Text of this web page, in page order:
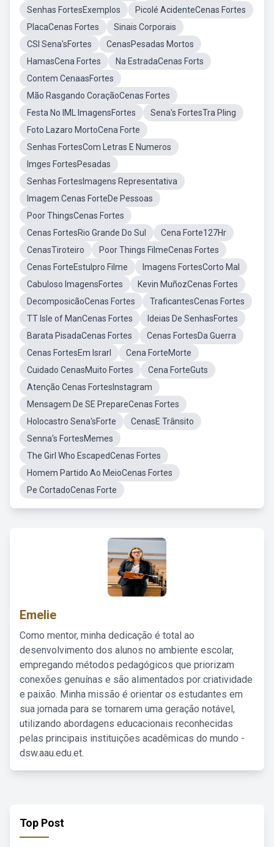
Senhas FortesExemplos
Picolé AcidenteCenas Fortes
PlacaCenas Fortes
Sinais Corporais
CSI Sena'sFortes
CenasPesadas Mortos
HamasCena Fortes
Na EstradaCenas Forts
Contem CenaasFortes
Mão Rasgando CoraçãoCenas Fortes
Festa No IML ImagensFortes
Sena's FortesTra Pling
Foto Lazaro MortoCena Forte
Senhas FortesCom Letras E Numeros
Imges FortesPesadas
Senhas FortesImagens Representativa
Imagem Cenas ForteDe Pessoas
Poor ThingsCenas Fortes
Cenas FortesRio Grande Do Sul
Cena Forte127Hr
CenasTiroteiro
Poor Things FilmeCenas Fortes
Cenas ForteEstulpro Filme
Imagens FortesCorto Mal
Cabuloso ImagensFortes
Kevin MuñozCenas Fortes
DecomposicãoCenas Fortes
TraficantesCenas Fortes
TT Isle of ManCenas Fortes
Ideias De SenhasFortes
Barata PisadaCenas Fortes
Cenas FortesDa Guerra
Cenas FortesEm Israrl
Cena ForteMorte
Cuidado CenasMuito Fortes
Cena ForteGuts
Atenção Cenas FortesInstagram
Mensagem De SE PrepareCenas Fortes
Holocastro Sena'sForte
CenasE Trânsito
Senna's FortesMemes
The Girl Who EscapedCenas Fortes
Homem Partido Ao MeioCenas Fortes
Pe CortadoCenas Forte
Emelie
Como mentor, minha dedicação é total ao
desenvolvimento dos alunos no ambiente escolar,
empregando métodos pedagógicos que priorizam
conexões genuínas e são alimentados por criatividade
e paixão. Minha missão é orientar os estudantes em
sua jornada para se tornarem uma geração notável,
utilizando abordagens educacionais reconhecidas
pelas principais instituições acadêmicas do mundo -
dsw.aau.edu.et.
Top Post